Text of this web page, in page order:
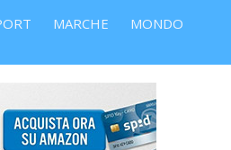
MARCHE MONDO